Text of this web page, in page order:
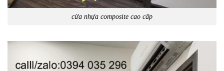
cửa nhựa composite cao cấp